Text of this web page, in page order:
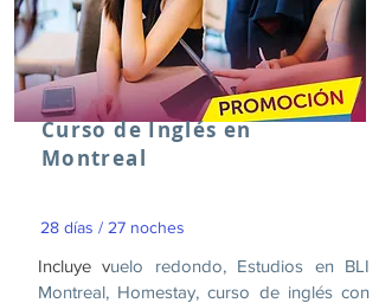
Curso de Inglés en
Montreal
28 días / 27 noches
Incluye vuelo redondo, Estudios en BLI
Montreal, Homestay, curso de inglés con